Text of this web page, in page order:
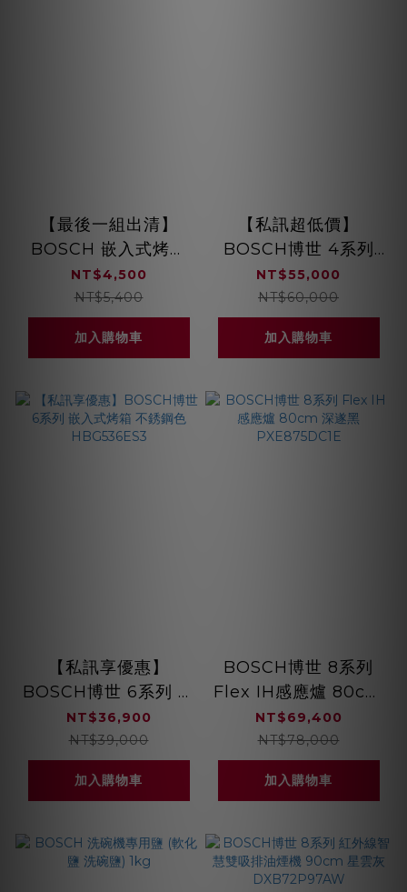
【最後一組出清】
BOSCH 嵌入式烤箱
兩層滑軌架
HEZ638200
NT$4,500
NT$5,400
加入購物車
【私訊超低價】
BOSCH博世 4系列
精巧型嵌入式蒸烤爐
CSA589BS0N
NT$55,000
NT$60,000
加入購物車
【私訊享優惠】
BOSCH博世 6系列 嵌
入式烤箱 不銹鋼色
HBG536ES3
NT$36,900
NT$39,000
加入購物車
BOSCH博世 8系列
Flex IH感應爐 80cm
深遂黑 PXE875DC1E
NT$69,400
NT$78,000
加入購物車